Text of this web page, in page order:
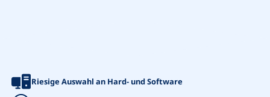
Riesige Auswahl an Hard- und Software